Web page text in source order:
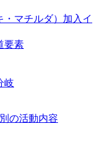
マチルダ）加入イ
要素
岐
の活動内容